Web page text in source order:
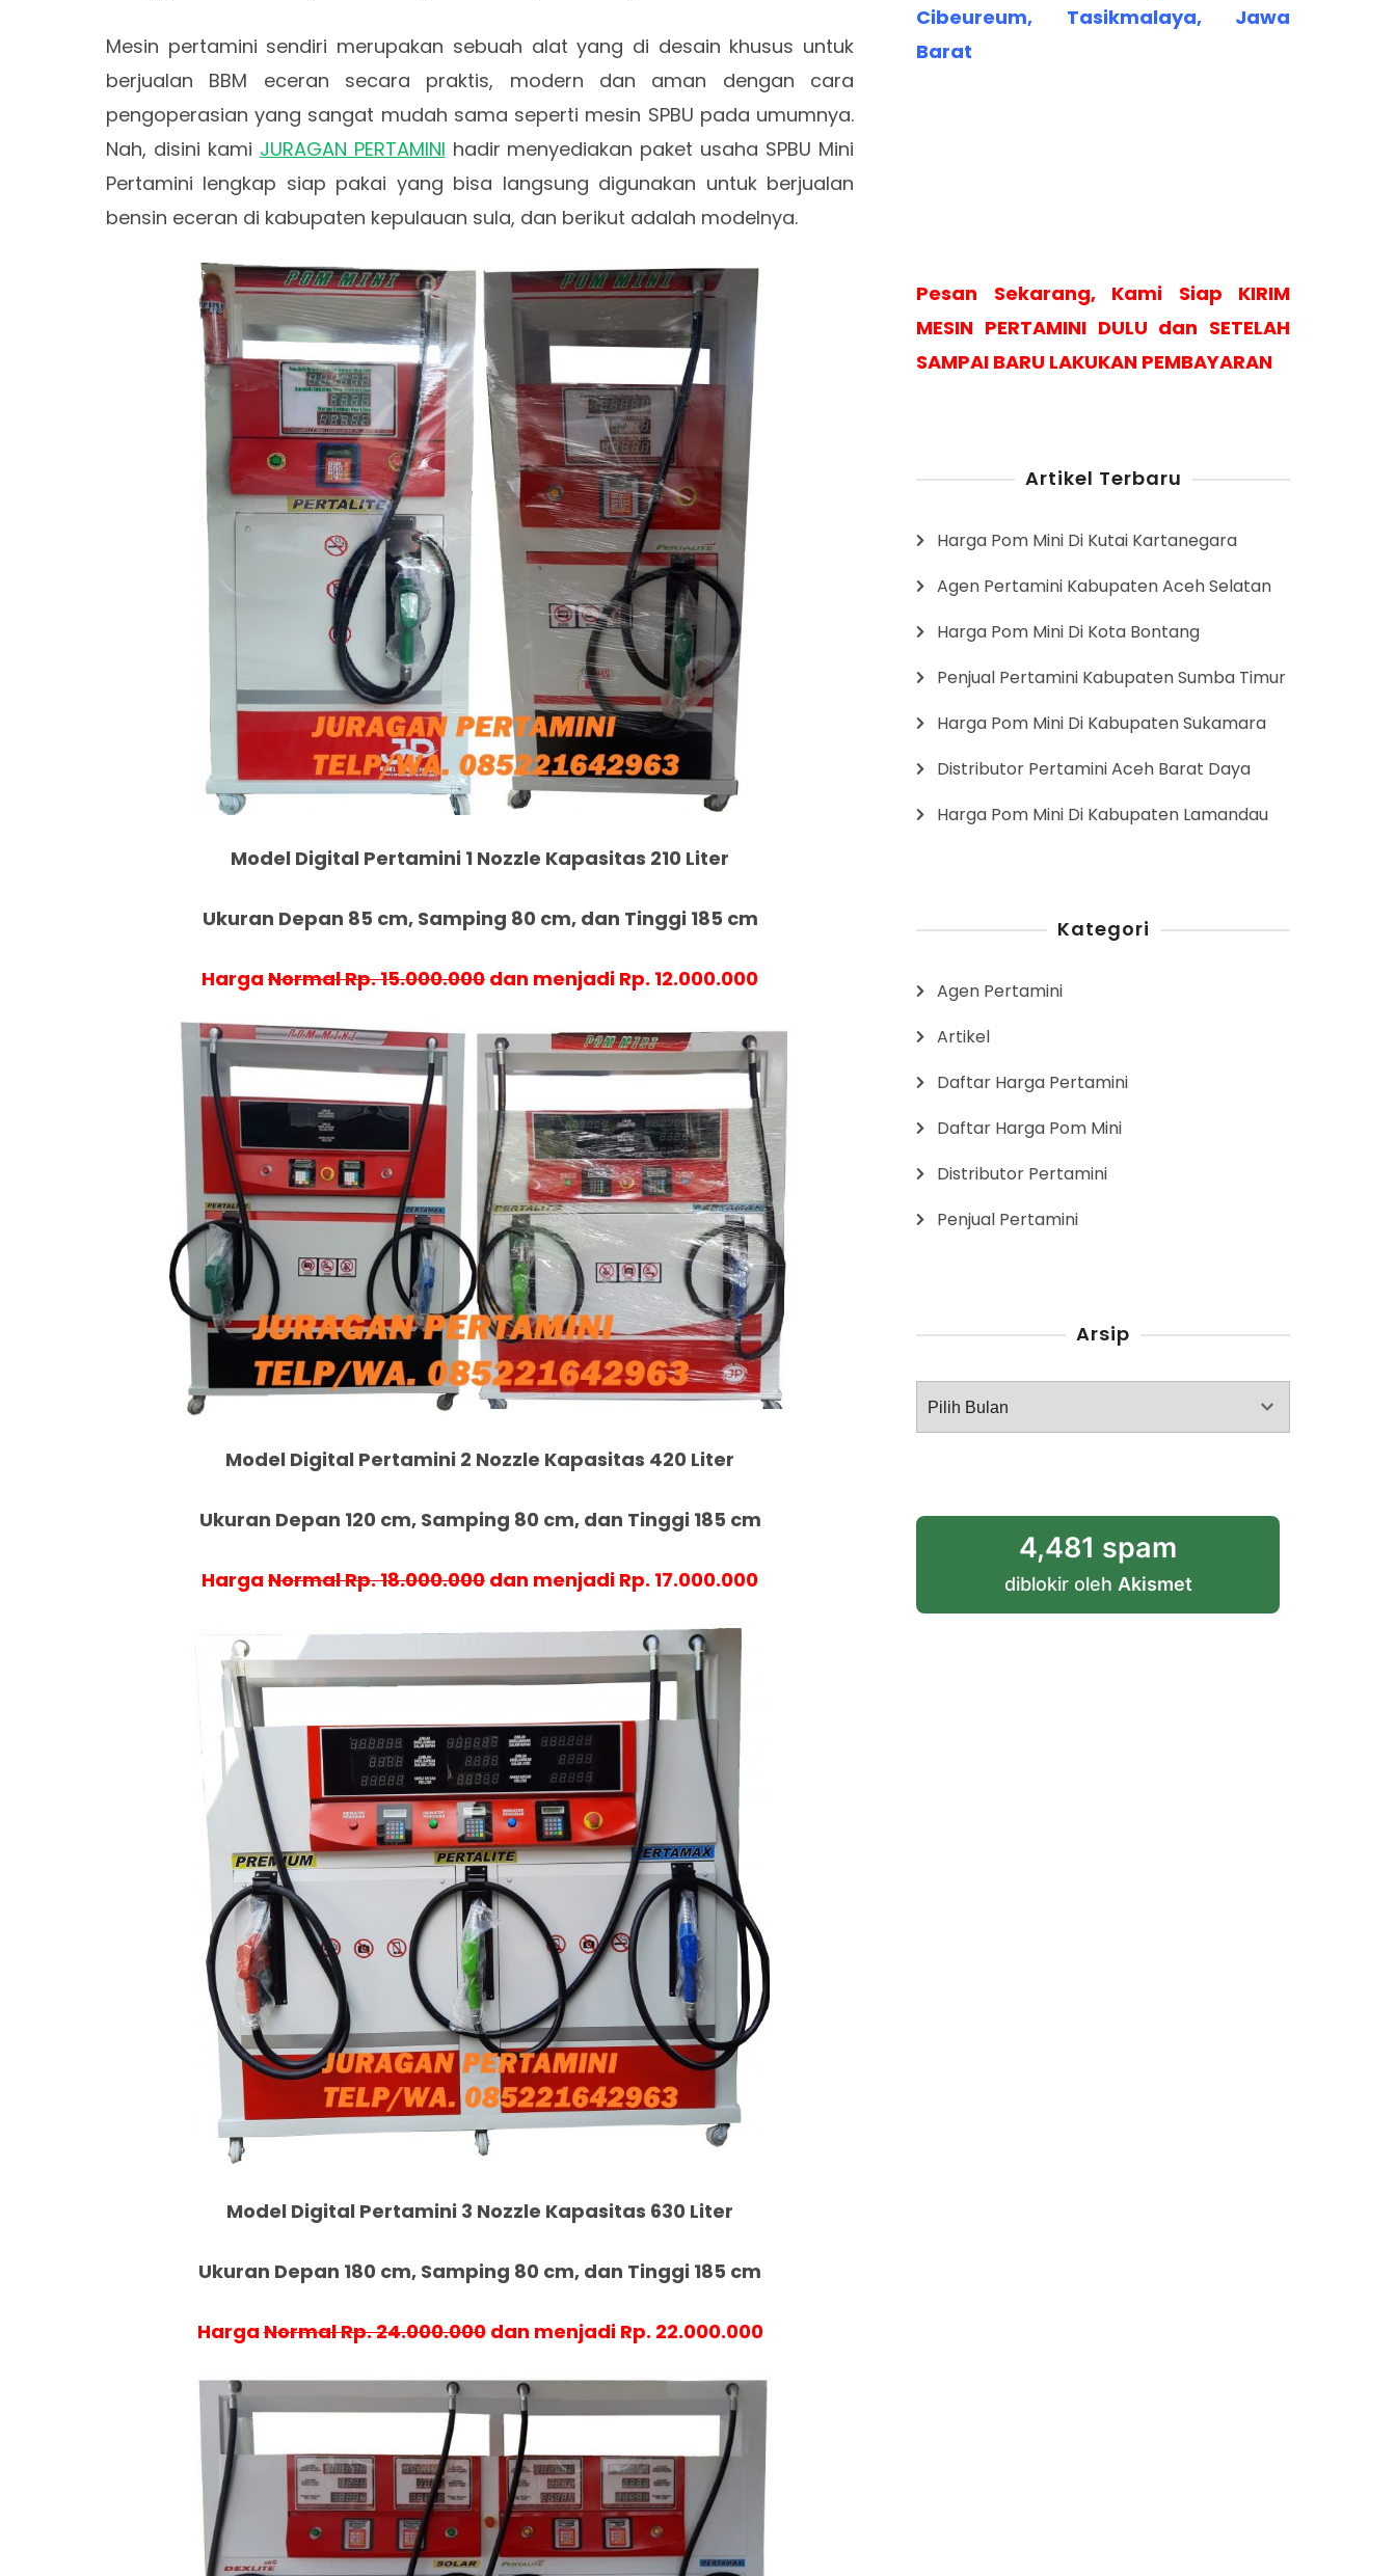
Mesin pertamini sendiri merupakan sebuah alat yang di desain khusus untuk
berjualan BBM eceran secara praktis, modern dan aman dengan cara
pengoperasian yang sangat mudah sama seperti mesin SPBU pada umumnya.
Nah, disini kami JURAGAN PERTAMINI hadir menyediakan paket usaha SPBU Mini
Pertamini lengkap siap pakai yang bisa langsung digunakan untuk berjualan
bensin eceran di kabupaten kepulauan sula, dan berikut adalah modelnya.
Model Digital Pertamini 1 Nozzle Kapasitas 210 Liter
Ukuran Depan 85 cm, Samping 80 cm, dan Tinggi 185 cm
Harga Normal Rp. 15.000.000 dan menjadi Rp. 12.000.000
Model Digital Pertamini 2 Nozzle Kapasitas 420 Liter
Ukuran Depan 120 cm, Samping 80 cm, dan Tinggi 185 cm
Harga Normal Rp. 18.000.000 dan menjadi Rp. 17.000.000
Model Digital Pertamini 3 Nozzle Kapasitas 630 Liter
Ukuran Depan 180 cm, Samping 80 cm, dan Tinggi 185 cm
HargaNormal Rp. 24.000.000dan menjadi Rp. 22.000.000
Cibeureum, Tasikmalaya, Jawa
Barat
Pesan Sekarang, Kami Siap KIRIM
MESIN PERTAMINI DULU dan SETELAH
SAMPAI BARU LAKUKAN PEMBAYARAN
Artikel Terbaru
Harga Pom Mini Di Kutai Kartanegara
Agen Pertamini Kabupaten Aceh Selatan
Harga Pom Mini Di Kota Bontang
Penjual Pertamini Kabupaten Sumba Timur
Harga Pom Mini Di Kabupaten Sukamara
Distributor Pertamini Aceh Barat Daya
Harga Pom Mini Di Kabupaten Lamandau
Kategori
Agen Pertamini
Artikel
Daftar Harga Pertamini
Daftar Harga Pom Mini
Distributor Pertamini
Penjual Pertamini
Arsip
Arsip
4,481 spam
diblokir oleh Akismet